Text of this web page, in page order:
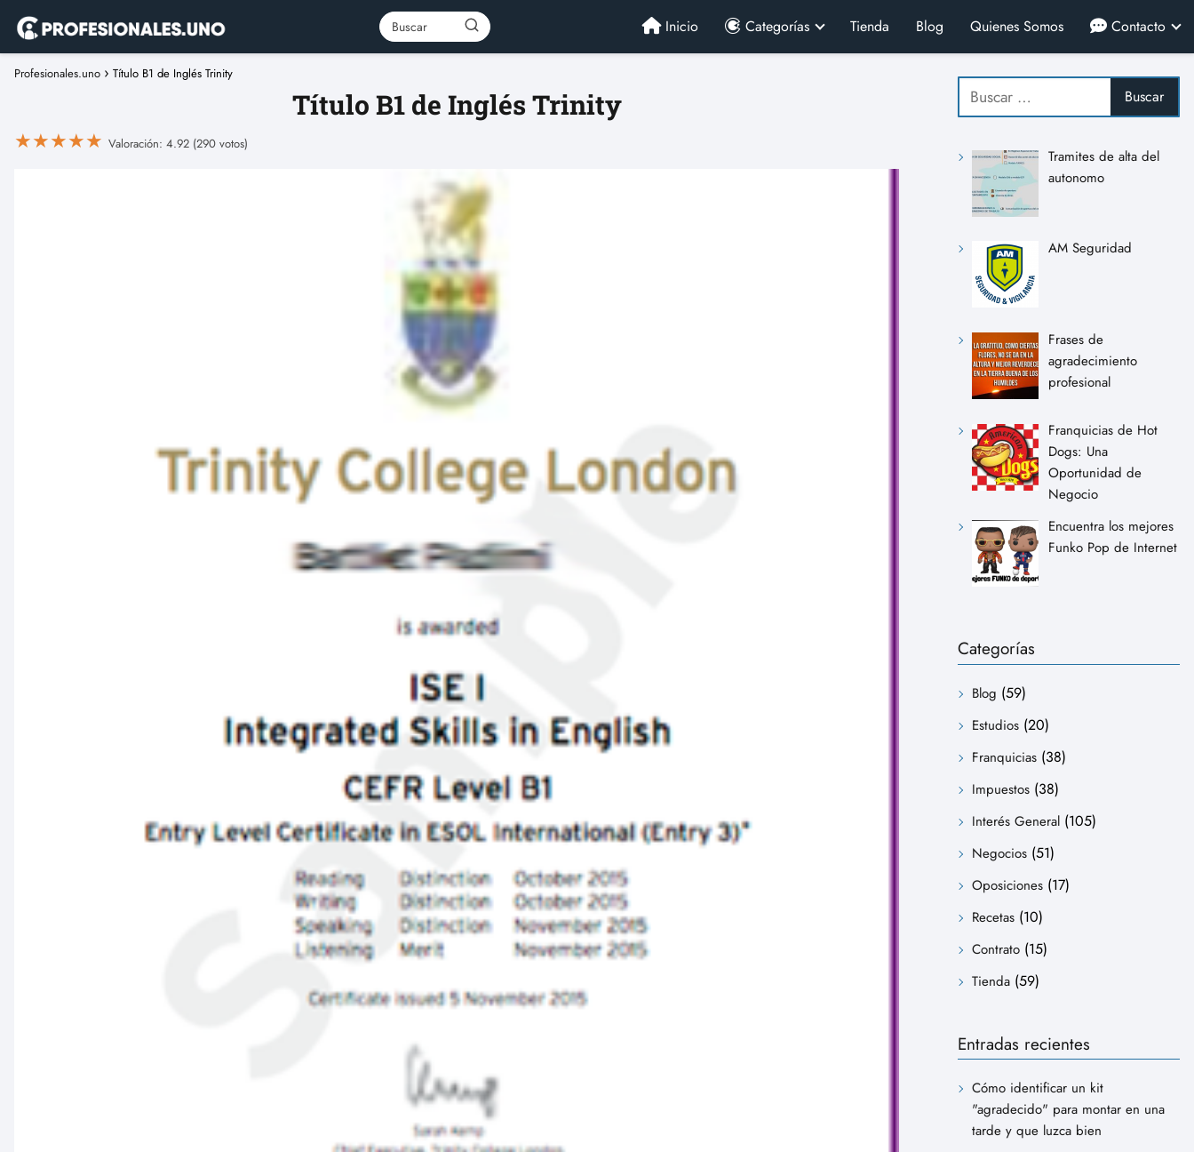
Inicio Categorías Tienda Blog Quienes Somos Contacto
Profesionales.uno Título B1 de Inglés Trinity
Título B1 de Inglés Trinity
★★★★★ Valoración: 4.92 (290 votos)
Tramites de alta del
autonomo
AM Seguridad
Frases de
agradecimiento
profesional
Franquicias de Hot
Dogs: Una
Oportunidad de
Negocio
Encuentra los mejores
Funko Pop de Internet
Categorías
Blog (59)
Estudios(20)
Franquicias(38)
Impuestos(38)
Interés General(105)
Negocios(51)
Oposiciones(17)
Recetas(10)
Contrato(15)
Tienda(59)
Entradas recientes
Cómo identificar un kit
"agradecido" para montar en una
tarde y que luzca bien